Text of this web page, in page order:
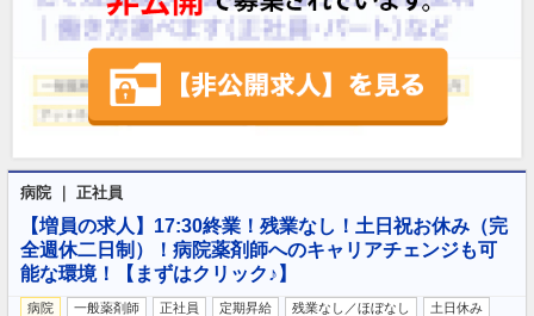
病院 ｜ 正社員
【増員の求人】17:30終業！残業なし！土日祝お休み（完
全週休二日制）！病院薬剤師へのキャリアチェンジも可
能な環境！【まずはクリック♪】
病院 一般薬剤師 正社員 定期昇給 残業なし／ほぼなし
土日休み